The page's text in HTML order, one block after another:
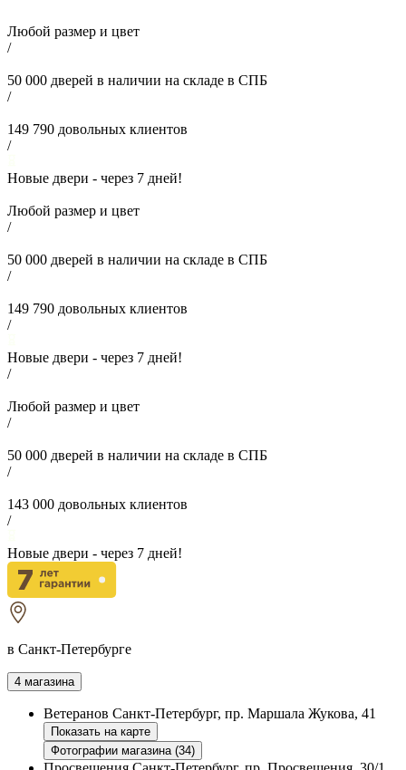
Любой размер и цвет
/
50 000 дверей в наличии на складе в СПБ
/
149 790 довольных клиентов
/
Новые двери - через 7 дней!
Любой размер и цвет
/
50 000 дверей в наличии на складе в СПБ
/
149 790 довольных клиентов
/
Новые двери - через 7 дней!
/
Любой размер и цвет
/
50 000 дверей в наличии на складе в СПБ
/
143 000 довольных клиентов
/
Новые двери - через 7 дней!
в Санкт-Петербурге
4 магазина
Ветеранов Санкт-Петербург, пр. Маршала Жукова, 41
Показать на карте
Фотографии магазина (34)